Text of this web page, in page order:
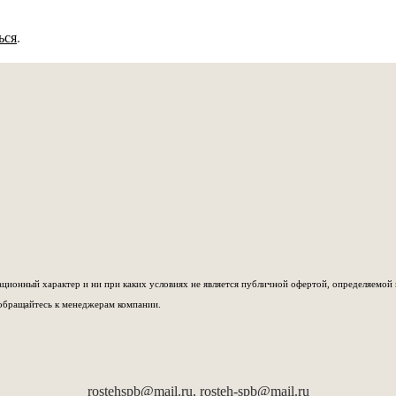
.
характер и ни при каких условиях не является публичной офертой,
к менеджерам компании.
rostehspb@mail.ru, rosteh-spb@mail.ru